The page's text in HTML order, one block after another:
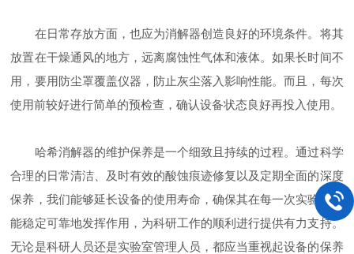
在日常存放方面，也应为消解器创造良好的环境条件。将其
放置在干燥通风的地方，远离腐蚀性气体和液体。如果长时间不
用，要用防尘罩覆盖仪器，防止灰尘落入影响性能。而且，每次
使用前较好进行简单的预检查，确认设备状态良好再投入使用。
哈希消解器的维护保养是一个细致且持续的过程。通过科学
合理的日常清洁、及时有效的酸蚀痕迹修复以及定期全面的深度
保养，我们能够延长设备的使用寿命，确保其在每一次实验中都
能稳定可靠地发挥作用，为科研工作的顺利进行提供有力支持。
无论是科研人员还是实验室管理人员，都应当重视起设备的保养